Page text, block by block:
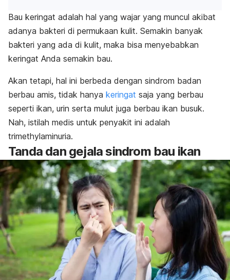
Bau keringat adalah hal yang wajar yang muncul akibat
adanya bakteri di permukaan kulit. Semakin banyak
bakteri yang ada di kulit, maka bisa menyebabkan
keringat Anda semakin bau.
Akan tetapi, hal ini berbeda dengan sindrom badan
berbau amis, tidak hanya keringat saja yang berbau
seperti ikan, urin serta mulut juga berbau ikan busuk.
Nah, istilah medis untuk penyakit ini adalah
trimethylaminuria.
Tanda dan gejala sindrom bau ikan